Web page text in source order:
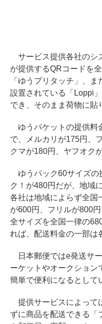
サービス提供各社のシ
が提供するQRコードを
「ゆうプリタッチ」、
設置されている「Loppi
でき、そのまま荷物に貼
ゆうパケットの提供料
で、メルカリが175円、
クマが180円、ヤフオク
ゆうパック60サイズの
ク！が480円だが、地域
各社は地域によらず全国
が600円、フリルが800
全サイズを全国一律の
れば、配送料金の一部は
日本郵便ではe発送サ
ーケットやオークション
簡単で便利になるとして
提供サービスによって
ずに商品を配送できる「